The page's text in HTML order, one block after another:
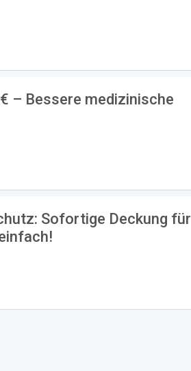
– Bessere medizinische
Sofortige Deckung für